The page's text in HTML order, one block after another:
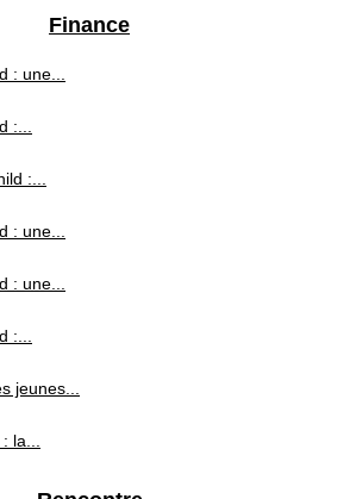
Finance
: une...
:...
:...
: une...
: une...
:...
jeunes...
la...